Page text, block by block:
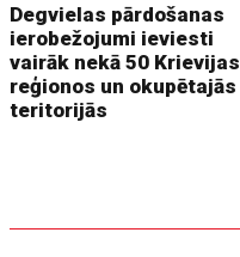
Degvielas pārdošanas
ierobežojumi ieviesti
vairāk nekā 50 Krievijas
reģionos un okupētajās
teritorijās